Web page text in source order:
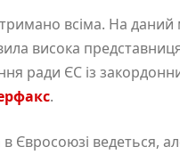
всіма. На даний
висока
ради ЄС із
.
в Євросоюзі ведеться,